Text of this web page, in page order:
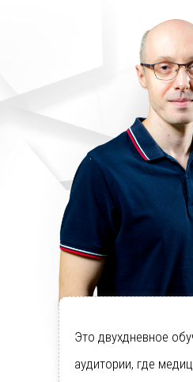
Это двухдневное
аудитории, где